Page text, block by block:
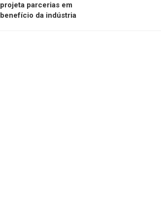
projeta parcerias em
benefício da indústria